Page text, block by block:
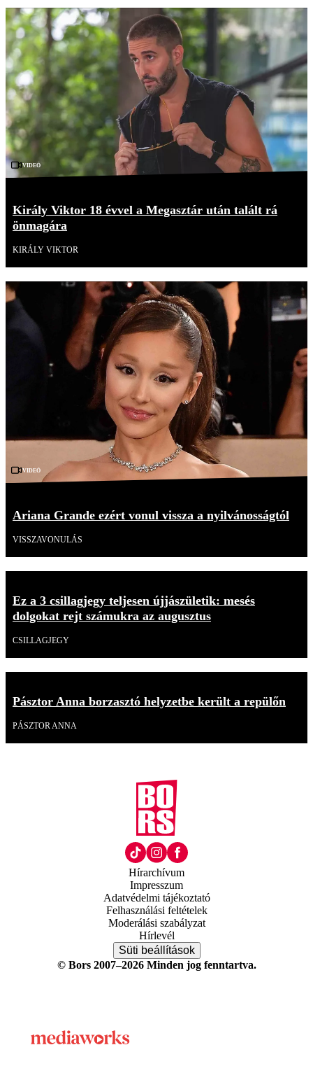
Videó
Király Viktor 18 évvel a Megasztár után talált rá
önmagára
KIRÁLY VIKTOR
Videó
Ariana Grande ezért vonul vissza a nyilvánosságtól
VISSZAVONULÁS
Ez a 3 csillagjegy teljesen újjászületik: mesés
dolgokat rejt számukra az augusztus
CSILLAGJEGY
Pásztor Anna borzasztó helyzetbe került a repülőn
PÁSZTOR ANNA
Hírarchívum
Impresszum
Adatvédelmi tájékoztató
Felhasználási feltételek
Moderálási szabályzat
Hírlevél
Süti beállítások
© Bors 2007–2026 Minden jog fenntartva.